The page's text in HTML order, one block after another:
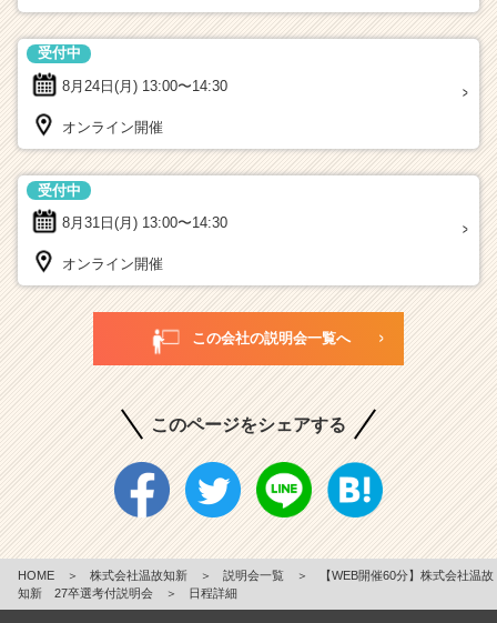
8月24日(月) 13:00〜14:30
受付中
オンライン開催
8月31日(月) 13:00〜14:30
受付中
オンライン開催
この会社の説明会一覧へ
このページをシェアする
HOME ＞ 株式会社温故知新 ＞ 説明会一覧 ＞
【WEB開催60分】株式会社温故
知新 27卒選考付説明会
＞ 日程詳細